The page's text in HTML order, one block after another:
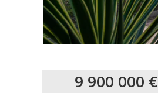
9 900 000 €